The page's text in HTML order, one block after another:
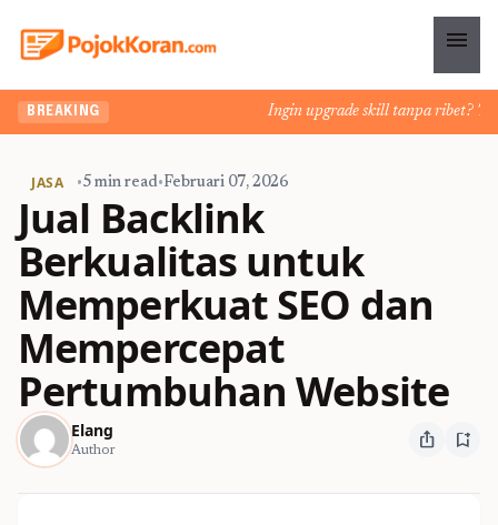
menu
BREAKING Ingin upgrade skill tanpa ribet?
JASA •5 min read•Februari 07, 2026
Jual Backlink
Berkualitas untuk
Memperkuat SEO dan
Mempercepat
Pertumbuhan Website
Elang
Author ios_share bookmark_add